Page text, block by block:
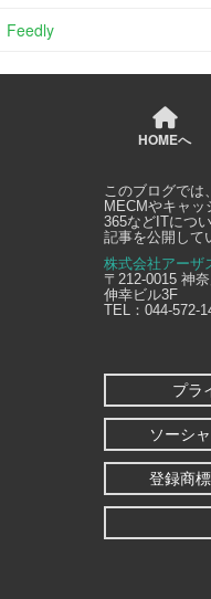
Feedly
HOMEへ
このブログでは、
MECMやキャ
365などITにつ
記事を公開して
株式会社アーザ
〒212-0015 神
伸幸ビル3F
TEL： 044-572-
プラ
ソーシ
登録商